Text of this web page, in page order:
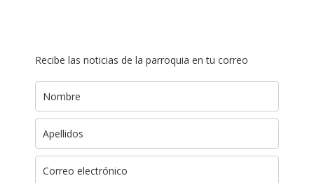
Recibe las noticias de la parroquia en tu correo